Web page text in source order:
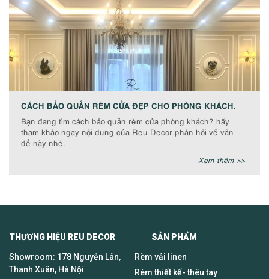
CÁCH BẢO QUẢN RÈM CỬA ĐẸP CHO PHÒNG KHÁCH.
Bạn đang tìm cách bảo quản rèm cửa phòng khách? hãy
tham khảo ngay nội dung của Reu Decor phản hồi về vấn
đề này nhé.
Xem thêm >>
THƯƠNG HIỆU REU DECOR SẢN PHẨM
Showroom: 178 Nguyễn Lân,
Thanh Xuân, Hà Nội
Rèm vải linen
Rèm thiết kế- thêu tay